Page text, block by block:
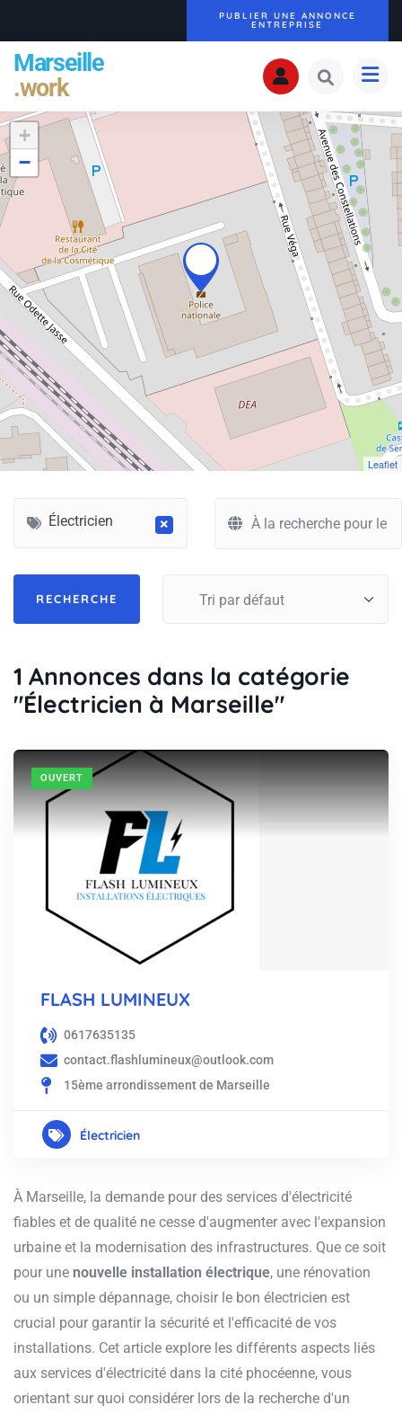
PUBLIER UNE ANNONCE
ENTREPRISE
Marseille
.work
×
Électricien
1 Annonces dans la catégorie
"Électricien à Marseille"
OUVERT
FLASH LUMINEUX
0617635135
contact.flashlumineux@outlook.com
15ème arrondissement de Marseille
Électricien
À Marseille, la demande pour des services d'électricité
fiables et de qualité ne cesse d'augmenter avec l'expansion
urbaine et la modernisation des infrastructures. Que ce soit
pour une nouvelle installation électrique, une rénovation
ou un simple dépannage, choisir le bon électricien est
crucial pour garantir la sécurité et l'efficacité de vos
installations. Cet article explore les différents aspects liés
aux services d'électricité dans la cité phocéenne, vous
orientant sur quoi considérer lors de la recherche d'un
+
−
Leaflet